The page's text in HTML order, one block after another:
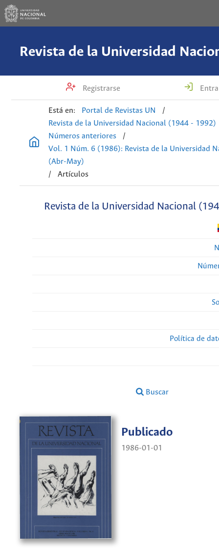
Registrarse
Está en: Portal de Revistas UN
/
Revista de la Universidad Nacional (1944 - 1992)
Números anteriores
/
Vol. 1 Núm. 6 (1986): Revista de la Universidad
(Abr-May)
/
Artículos
Revista de la Universidad Nacional
Política de
Buscar
Publicado
1986-01-01